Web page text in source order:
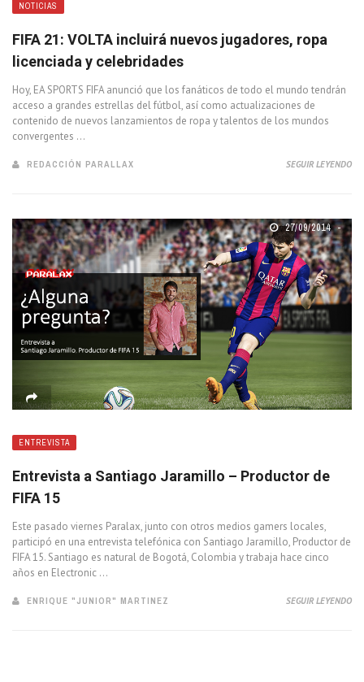
NOTICIAS
FIFA 21: VOLTA incluirá nuevos jugadores, ropa
licenciada y celebridades
Hoy, EA SPORTS FIFA anunció que los fanáticos de todo el mundo tendrán
acceso a grandes estrellas del fútbol, así como actualizaciones de
contenido de nuevos lanzamientos de ropa y talentos de los mundos
convergentes ...
REDACCIÓN PARALLAX SEGUIR LEYENDO
27/09/2014
ENTREVISTA
Entrevista a Santiago Jaramillo – Productor de
FIFA 15
Este pasado viernes Paralax, junto con otros medios gamers locales,
participó en una entrevista telefónica con Santiago Jaramillo, Productor de
FIFA 15. Santiago es natural de Bogotá, Colombia y trabaja hace cinco
años en Electronic ...
ENRIQUE "JUNIOR" MARTINEZ SEGUIR LEYENDO